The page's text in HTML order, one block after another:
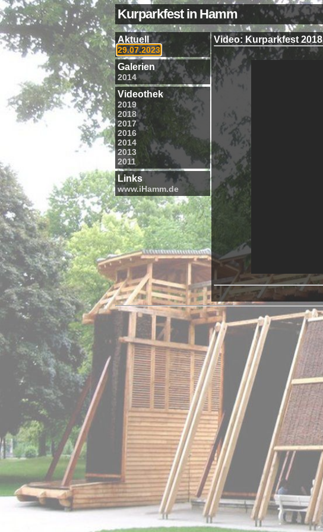
Kurparkfest in Hamm
Aktuell
29.07.2023
Galerien
2014
Videothek
2019
2018
2017
2016
2014
2013
2011
Links
www.iHamm.de
Video: Kurparkfest 2018